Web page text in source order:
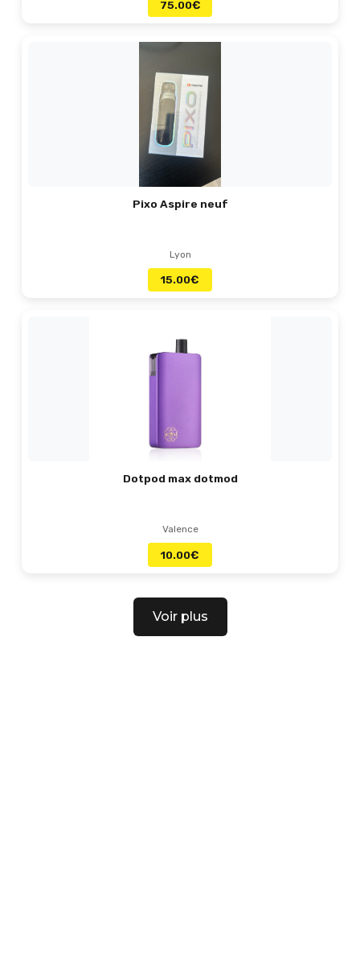
75.00€
Pixo Aspire neuf
Lyon
15.00€
Dotpod max dotmod
Valence
10.00€
Voir plus